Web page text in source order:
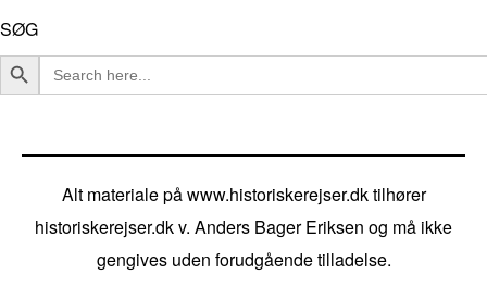
SØG
Search
for:
Search Button
Alt materiale på www.historiskerejser.dk tilhører
historiskerejser.dk v. Anders Bager Eriksen og må ikke
gengives uden forudgående tilladelse.